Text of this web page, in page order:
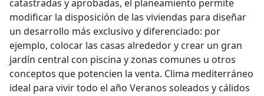
catastradas y aprobadas, el planeamiento permite
modificar la disposición de las viviendas para diseñar
un desarrollo más exclusivo y diferenciado: por
ejemplo, colocar las casas alrededor y crear un gran
jardín central con piscina y zonas comunes u otros
conceptos que potencien la venta. Clima mediterráneo
ideal para vivir todo el año Veranos soleados y cálidos